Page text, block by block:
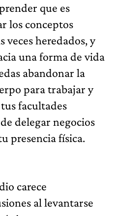
que es
los conceptos
veces heredados, y
una forma de vida
abandonar la
para trabajar y
facultades
delegar negocios
presencia física.
carece
al levantarse